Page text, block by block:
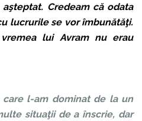
Credeam că odata
lucrurile se vor îmbunătăţi.
lui Avram nu erau
l-am dominat de la un
situaţii de a înscrie, dar